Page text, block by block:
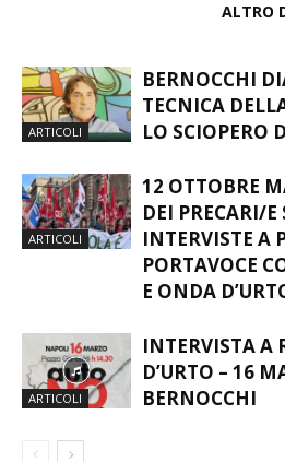
ALTRO
ARTICOLI
BERNOCCHI
TECNICA
LO SCIOPERO
ARTICOLI
12 OTTOBRE
DEI PRECARI/E
INTERVISTE A
PORTAVOCE
E ONDA
ARTICOLI
INTERVISTA A
D’URTO – 16
BERNOCCHI